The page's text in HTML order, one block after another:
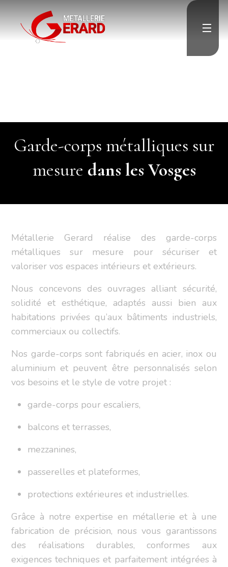
">
">
Contact
Garde-corps métalliques sur
mesure dans les Vosges
Métallerie Gerard réalise des garde-corps
métalliques sur mesure pour sécuriser et
valoriser vos espaces intérieurs et extérieurs.
Nous concevons des ouvrages alliant sécurité,
solidité et esthétique, adaptés aussi bien aux
habitations privées qu’aux bâtiments industriels,
commerciaux ou collectifs.
Nos garde-corps sont fabriqués en acier, inox ou
aluminium et peuvent être personnalisés selon
vos besoins et le style de votre projet :
garde-corps pour escaliers,
balcons et terrasses,
mezzanines,
passerelles et plateformes,
protections extérieures et industrielles.
Grâce à notre expertise en métallerie et à une
fabrication de précision, nous vous garantissons
des réalisations durables, conformes aux
exigences techniques et parfaitement intégrées à